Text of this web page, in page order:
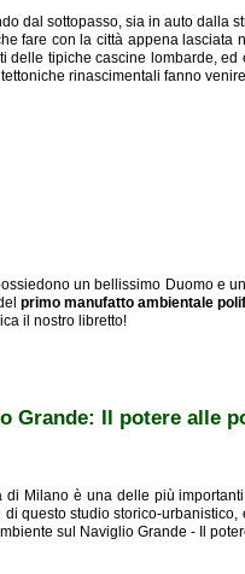
dal sottopasso, sia in auto dalla
fare con la città appena
delle tipiche cascine lombarde,
rinascimentali fanno
un bellissimo Duomo e
primo manufatto ambientale
il nostro libretto!
Grande: Il potere alle
Milano è una delle più
questo studio storico-
sul Naviglio Grande - Il